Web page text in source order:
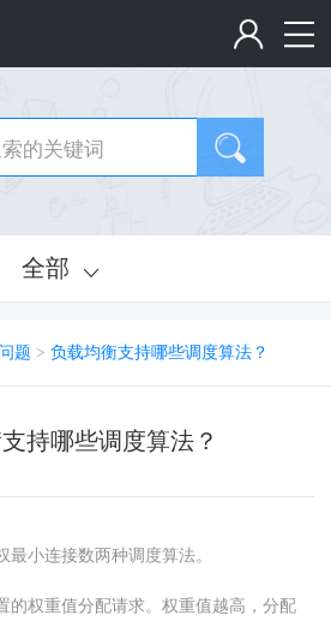
全部
题 > 负载均衡支持哪些调度算法？
持哪些调度算法？
最小连接数两种调度算法。
的权重值分配请求。权重值越高，分配